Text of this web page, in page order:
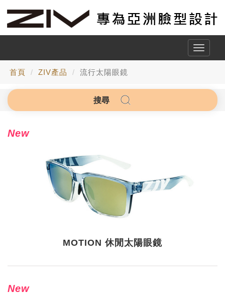
Toggle
首頁 ZIV產品 流行太陽眼鏡
搜尋
New
MOTION 休閒太陽眼鏡
New